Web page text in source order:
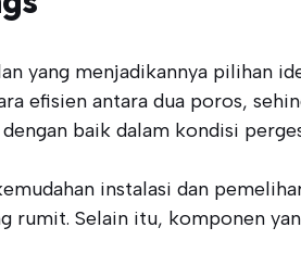
yang menjadikannya pilihan
efisien antara dua poros,
baik dalam kondisi
instalasi dan
rumit. Selain itu, komponen